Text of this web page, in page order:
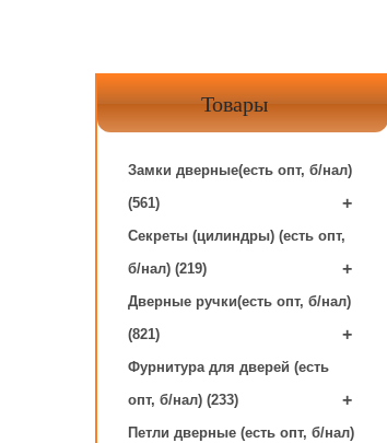
Товары
Замки дверные(есть опт, б/нал)
(561)
+
Секреты (цилиндры) (есть опт,
б/нал) (219)
+
Дверные ручки(есть опт, б/нал)
(821)
+
Фурнитура для дверей (есть
опт, б/нал) (233)
+
Петли дверные (есть опт, б/нал)